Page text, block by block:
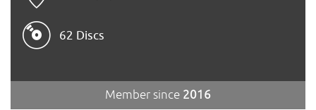
62 Discs
Member since 2016